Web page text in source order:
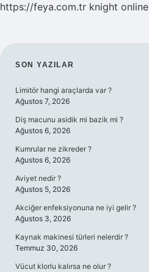
https://feya.com.tr knight online
SIDEBAR
SON YAZILAR
Limitör hangi araçlarda var ?
Ağustos 7, 2026
Diş macunu asidik mi bazik mi ?
Ağustos 6, 2026
Kumrular ne zikreder ?
Ağustos 6, 2026
Aviyet nedir ?
Ağustos 5, 2026
Akciğer enfeksiyonuna ne iyi gelir ?
Ağustos 3, 2026
Kaynak makinesi türleri nelerdir ?
Temmuz 30, 2026
Vücut klorlu kalırsa ne olur ?